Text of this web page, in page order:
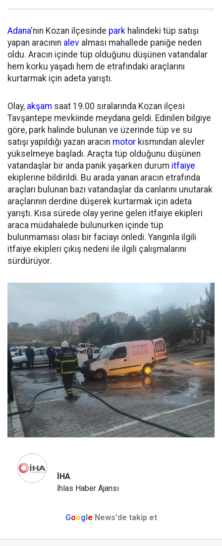
Adana'nın Kozan ilçesinde park halindeki tüp satışı
yapan aracının alev alması mahallede paniğe neden
oldu. Aracın içinde tüp olduğunu düşünen vatandalar
hem korku yaşadı hem de etrafındaki araçlarını
kurtarmak için adeta yarıştı.
Olay, akşam saat 19.00 sıralarında Kozan ilçesi
Tavşantepe mevkiinde meydana geldi. Edinilen bilgiye
göre, park halinde bulunan ve üzerinde tüp ve su
satışı yapıldığı yazan aracın motor kısmından alevler
yükselmeye başladı. Araçta tüp olduğunu düşünen
vatandaşlar bir anda panik yaşarken durum itfaiye
ekiplerine bildirildi. Bu arada yanan aracın etrafında
araçları bulunan bazı vatandaşlar da canlarını unutarak
araçlarının derdine düşerek kurtarmak için adeta
yarıştı. Kısa sürede olay yerine gelen itfaiye ekipleri
araca müdahalede bulunurken içinde tüp
bulunmaması olası bir faciayı önledi. Yangınla ilgili
itfaiye ekipleri çıkış nedeni ile ilgili çalışmalarını
sürdürüyor.
İHA
İhlas Haber Ajansı
Goog e News'de takip et